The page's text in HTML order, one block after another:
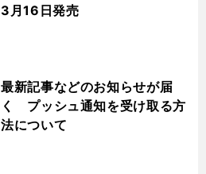
3月16日発売
最新記事などのお知らせが届
く プッシュ通知を受け取る方
法について